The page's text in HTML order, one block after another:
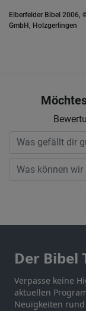
Elberfelder Bibel 2006,
GmbH, Holzgerlingen
Der Bibel
Verpasse keine
aktuellen
Neuigkeiten